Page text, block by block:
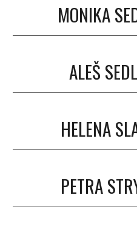
MONIKA
ALEŠ
HELENA
PETRA